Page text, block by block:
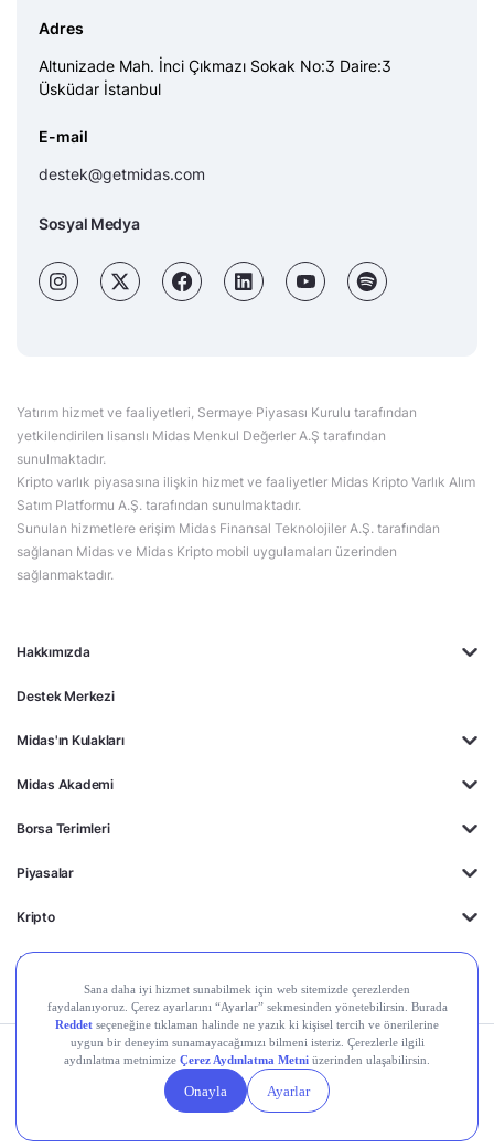
Hakkımızda
Destek Merkezi
Midas'ın Kulakları
Midas Akademi
Borsa Terimleri
Piyasalar
Kripto
Ayrıcalıklar
Adres
Altunizade Mah. İnci Çıkmazı Sokak No:3 Daire:3
Üsküdar İstanbul
E-mail
destek@getmidas.com
Sosyal Medya
Yatırım hizmet ve faaliyetleri, Sermaye Piyasası Kurulu tarafından
yetkilendirilen lisanslı Midas Menkul Değerler A.Ş tarafından
sunulmaktadır.
Kripto varlık piyasasına ilişkin hizmet ve faaliyetler Midas Kripto Varlık Alım
Satım Platformu A.Ş. tarafından sunulmaktadır.
Sunulan hizmetlere erişim Midas Finansal Teknolojiler A.Ş. tarafından
sağlanan Midas ve Midas Kripto mobil uygulamaları üzerinden
sağlanmaktadır.
Kişisel Verilerin
Gizlilik
Politikası
Yasal
Duyurular
Çerez